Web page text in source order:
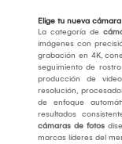
Elige tu nueva
La categoría de
imágenes con
grabación en 4K,
seguimiento de
producción de
resolución,
de enfoque
resultados
cámaras de fotos
marcas líderes del